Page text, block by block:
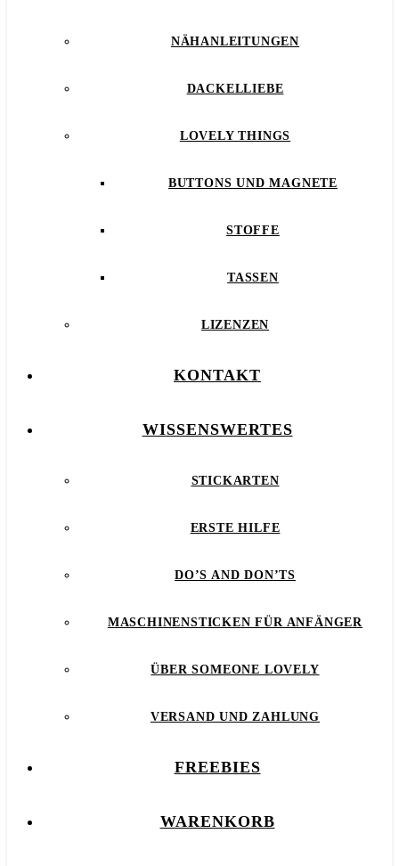
NÄHANLEITUNGEN
DACKELLIEBE
LOVELY THINGS
BUTTONS UND MAGNETE
STOFFE
TASSEN
LIZENZEN
KONTAKT
WISSENSWERTES
STICKARTEN
ERSTE HILFE
DO’S AND DON’TS
MASCHINENSTICKEN FÜR ANFÄNGER
ÜBER SOMEONE LOVELY
VERSAND UND ZAHLUNG
FREEBIES
WARENKORB